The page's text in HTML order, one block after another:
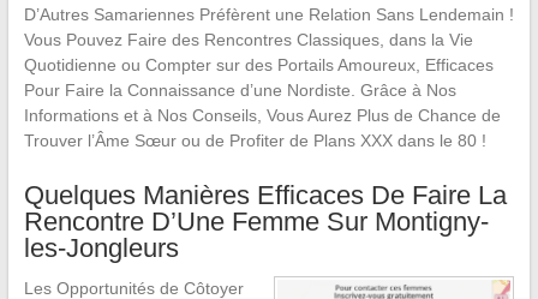
D’Autres Samariennes Préfèrent une Relation Sans Lendemain !
Vous Pouvez Faire des Rencontres Classiques, dans la Vie
Quotidienne ou Compter sur des Portails Amoureux, Efficaces
Pour Faire la Connaissance d’une Nordiste. Grâce à Nos
Informations et à Nos Conseils, Vous Aurez Plus de Chance de
Trouver l’Âme Sœur ou de Profiter de Plans XXX dans le 80 !
Quelques Manières Efficaces De Faire La
Rencontre D’Une Femme Sur Montigny-
les-Jongleurs
Les Opportunités de Côtoyer